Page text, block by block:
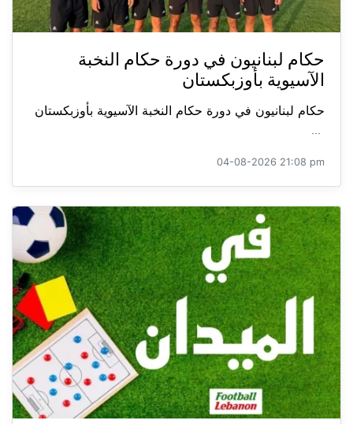
حكام لبنانيون في دورة حكام النخبة
الآسيوية بأوزبكستان
حكام لبنانيون في دورة حكام النخبة الآسيوية بأوزبكستان
...
04-08-2026 21:08 pm